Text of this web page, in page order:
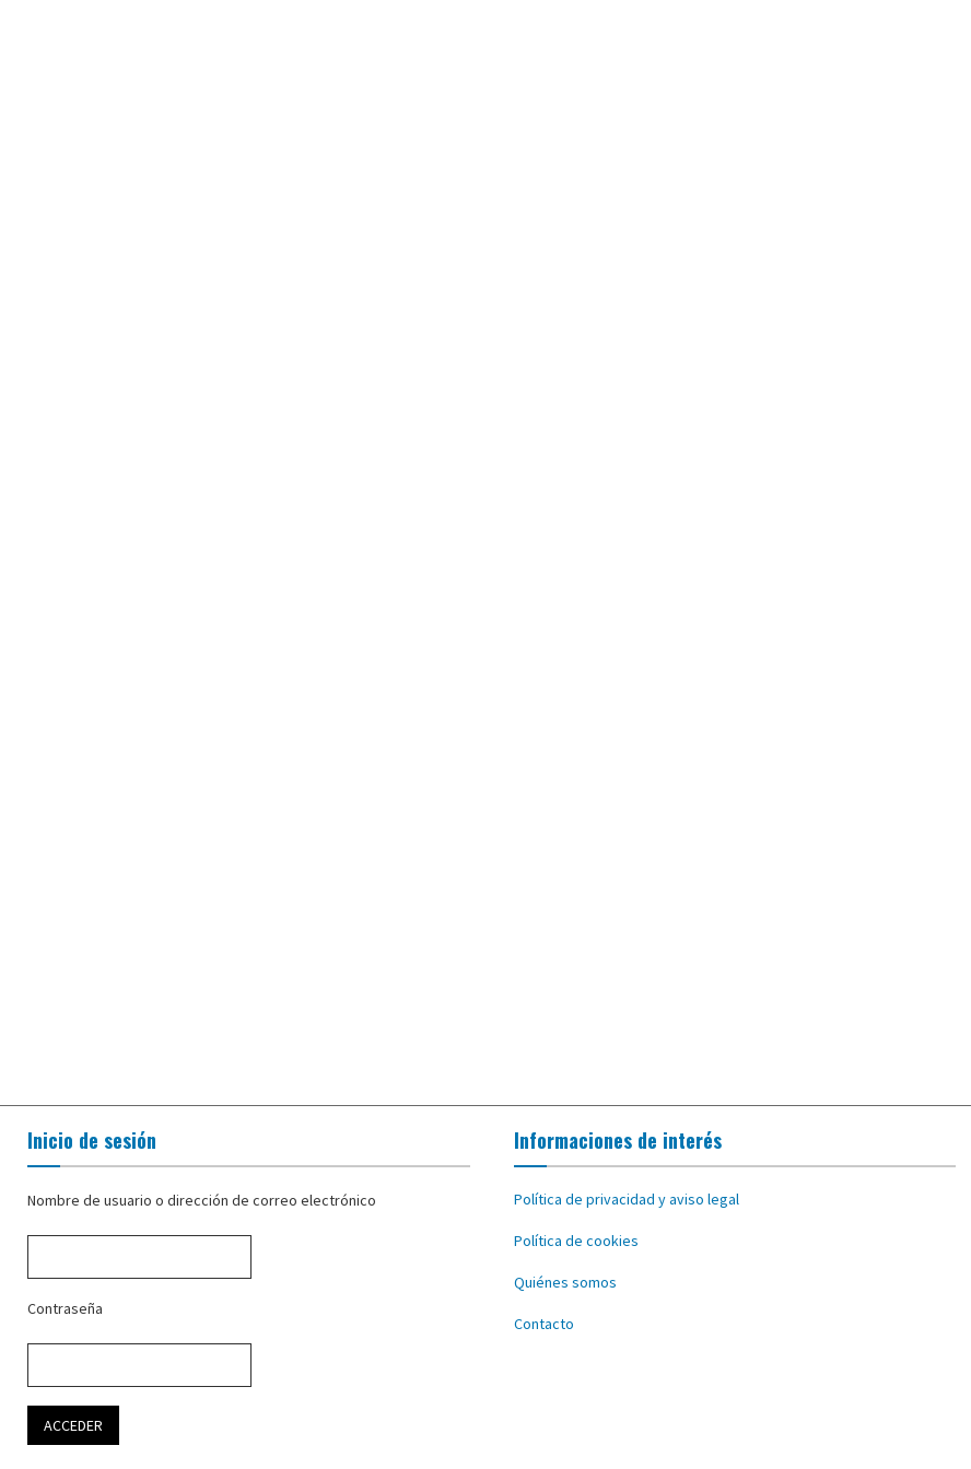
Inicio de sesión
Nombre de usuario o dirección de correo electrónico
Contraseña
Informaciones de interés
Política de privacidad y aviso legal
Política de cookies
Quiénes somos
Contacto